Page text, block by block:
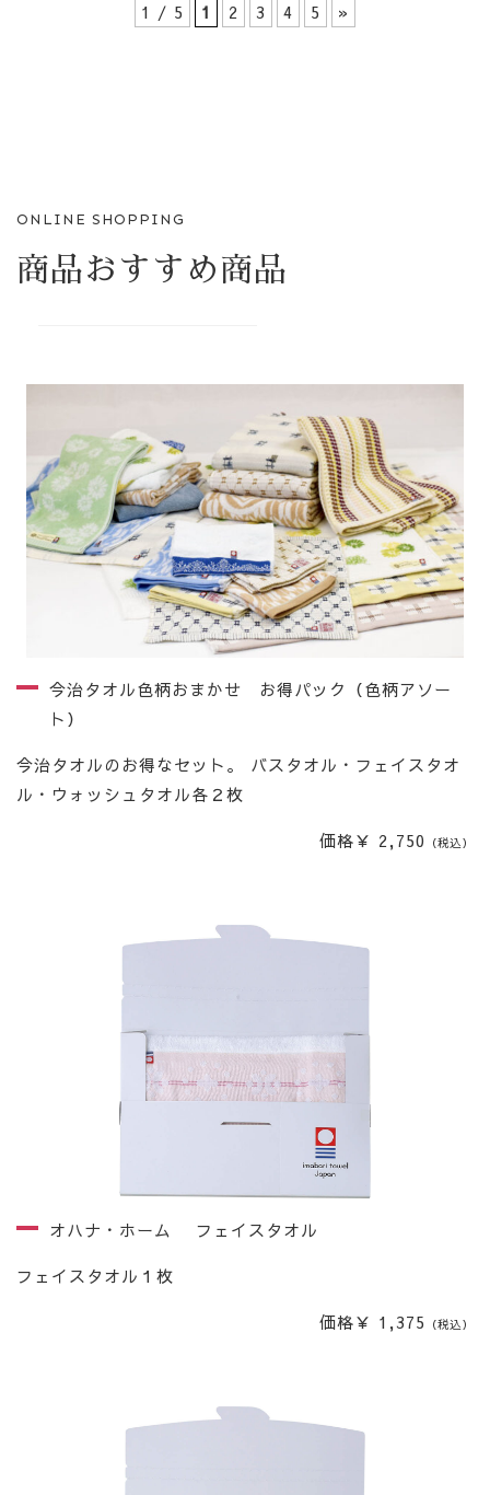
1 / 5 1 2 3 4 5 »
ONLINE SHOPPING
商品おすすめ商品
今治タオル色柄おまかせ お得パック（色柄アソー
ト）
今治タオルのお得なセット。 バスタオル・フェイスタオ
ル・ウォッシュタオル各２枚
価格￥ 2,750 （税込）
オハナ・ホーム フェイスタオル
フェイスタオル１枚
価格￥ 1,375 （税込）